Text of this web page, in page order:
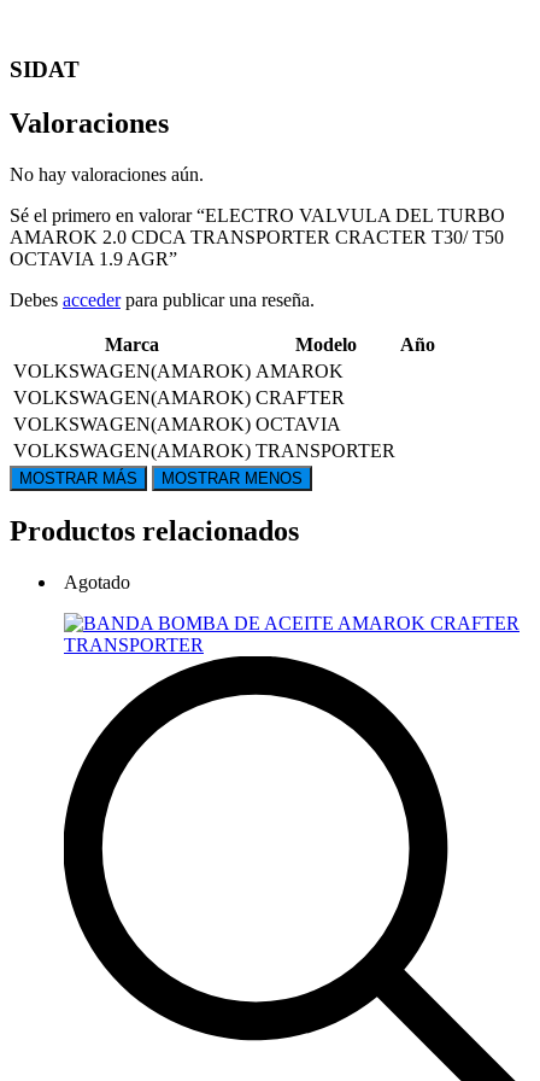
SIDAT
Valoraciones
No hay valoraciones aún.
Sé el primero en valorar “ELECTRO VALVULA DEL TURBO
AMAROK 2.0 CDCA TRANSPORTER CRACTER T30/ T50
OCTAVIA 1.9 AGR”
Debes accederpara publicar una reseña.
Marca Modelo
Año
VOLKSWAGEN(AMAROK) AMAROK
VOLKSWAGEN(AMAROK) CRAFTER
VOLKSWAGEN(AMAROK) OCTAVIA
VOLKSWAGEN(AMAROK) TRANSPORTER
Productos relacionados
Agotado